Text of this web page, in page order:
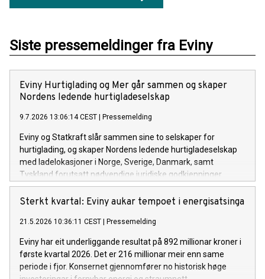
Siste pressemeldinger fra Eviny
Eviny Hurtiglading og Mer går sammen og skaper
Nordens ledende hurtigladeselskap
9.7.2026 13:06:14 CEST | Pressemelding
Eviny og Statkraft slår sammen sine to selskaper for
hurtiglading, og skaper Nordens ledende hurtigladeselskap
med ladelokasjoner i Norge, Sverige, Danmark, samt
Tyskland forutsatt nødvendige juridiske godkjenninger.
Sterkt kvartal: Eviny aukar tempoet i energisatsinga
21.5.2026 10:36:11 CEST | Pressemelding
Eviny har eit underliggande resultat på 892 millionar kroner i
første kvartal 2026. Det er 216 millionar meir enn same
periode i fjor. Konsernet gjennomfører no historisk høge